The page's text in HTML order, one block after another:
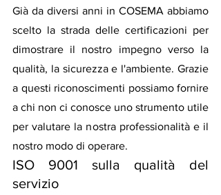
Già da diversi anni in COSEMA abbiamo
scelto la strada delle certificazioni per
dimostrare il nostro impegno verso la
qualità, la sicurezza e l'ambiente. Grazie
a questi riconoscimenti possiamo fornire
a chi non ci conosce uno strumento utile
per valutare la nostra professionalità e il
nostro modo di operare.
ISO 9001 sulla qualità del
servizio